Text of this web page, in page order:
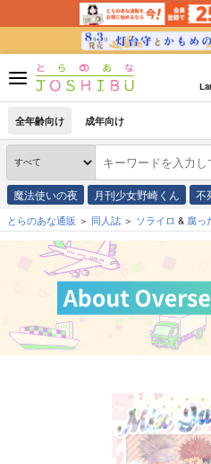
全年齢向け 成年向け
魔法使いの夜 月刊少女野崎くん 不
とらのあな通販 同人誌 ソライロ & 腐っ